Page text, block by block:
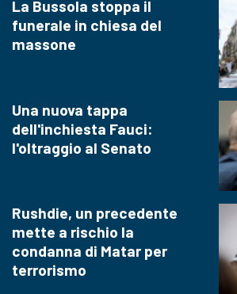
La Bussola stoppa il
funerale in chiesa del
massone
Una nuova tappa
dell'inchiesta Fauci:
l'oltraggio al Senato
Rushdie, un precedente
mette a rischio la
condanna di Matar per
terrorismo